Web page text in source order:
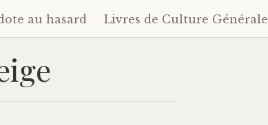
au hasard Livres de Culture Générale